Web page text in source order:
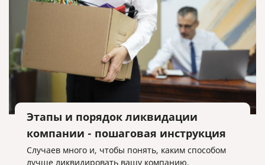
Этапы и порядок ликвидации
компании - пошаговая инструкция
Случаев много и, чтобы понять, каким способом
лучше ликвидировать вашу компанию,